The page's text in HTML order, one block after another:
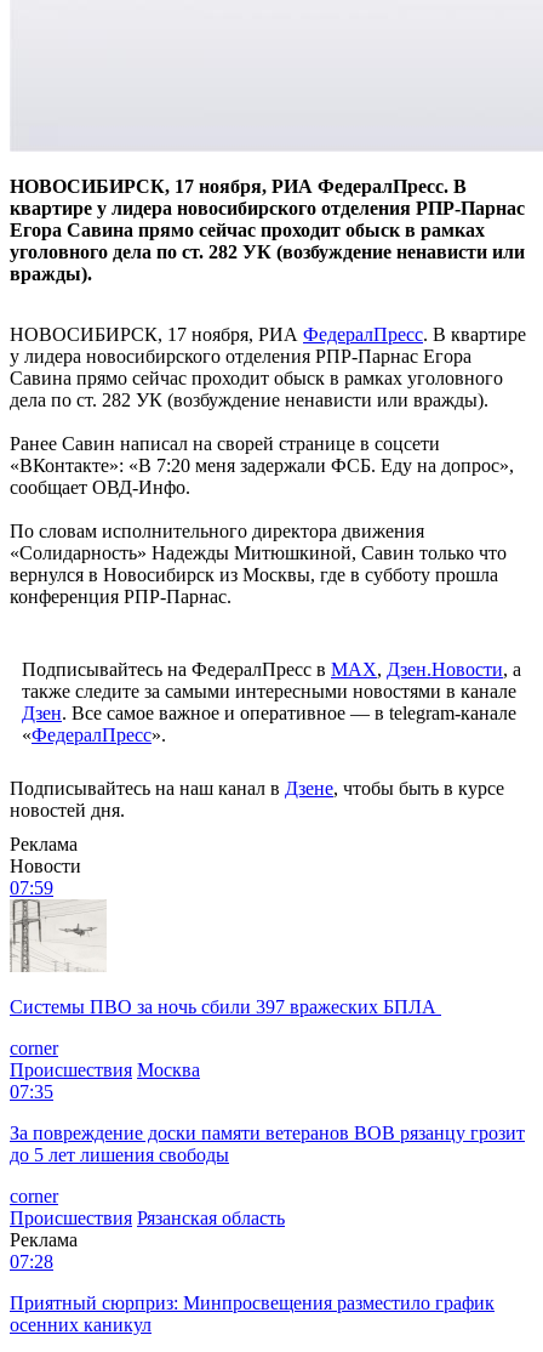
НОВОСИБИРСК, 17 ноября, РИА ФедералПресс. В
квартире у лидера новосибирского отделения РПР-Парнас
Егора Савина прямо сейчас проходит обыск в рамках
уголовного дела по ст. 282 УК (возбуждение ненависти или
вражды).
НОВОСИБИРСК, 17 ноября, РИА ФедералПресс. В квартире
у лидера новосибирского отделения РПР-Парнас Егора
Савина прямо сейчас проходит обыск в рамках уголовного
дела по ст. 282 УК (возбуждение ненависти или вражды).
Ранее Савин написал на сворей странице в соцсети
«ВКонтакте»: «В 7:20 меня задержали ФСБ. Еду на допрос»,
сообщает ОВД-Инфо.
По словам исполнительного директора движения
«Солидарность» Надежды Митюшкиной, Савин только что
вернулся в Новосибирск из Москвы, где в субботу прошла
конференция РПР-Парнас.
Подписывайтесь на ФедералПресс в МАХ, Дзен.Новости, а
также следите за самыми интересными новостями в канале
Дзен. Все самое важное и оперативное — в telegram-канале
«ФедералПресс».
Подписывайтесь на наш канал в Дзене, чтобы быть в курсе
новостей дня.
Реклама
Новости
07:59
Системы ПВО за ночь сбили 397 вражеских БПЛА
corner
Происшествия Москва
07:35
За повреждение доски памяти ветеранов ВОВ рязанцу грозит
до 5 лет лишения свободы
corner
Происшествия Рязанская область
Реклама
07:28
Приятный сюрприз: Минпросвещения разместило график
осенних каникул